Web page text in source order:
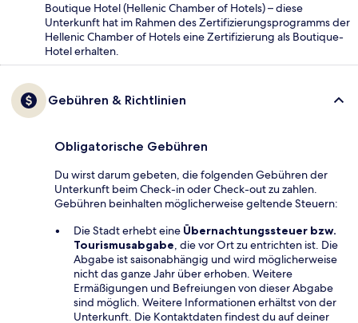
Boutique Hotel (Hellenic Chamber of Hotels) – diese
Unterkunft hat im Rahmen des Zertifizierungsprogramms der
Hellenic Chamber of Hotels eine Zertifizierung als Boutique-
Hotel erhalten.
Gebühren & Richtlinien
Obligatorische Gebühren
Du wirst darum gebeten, die folgenden Gebühren der
Unterkunft beim Check-in oder Check-out zu zahlen.
Gebühren beinhalten möglicherweise geltende Steuern:
Die Stadt erhebt eine Übernachtungssteuer bzw.
Tourismusabgabe, die vor Ort zu entrichten ist. Die
Abgabe ist saisonabhängig und wird möglicherweise
nicht das ganze Jahr über erhoben. Weitere
Ermäßigungen und Befreiungen von dieser Abgabe
sind möglich. Weitere Informationen erhältst von der
Unterkunft. Die Kontaktdaten findest du auf deiner